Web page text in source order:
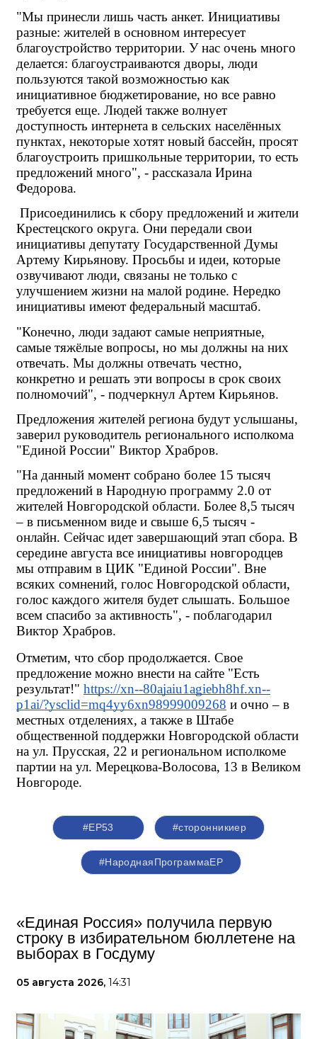
"Мы принесли лишь часть анкет. Инициативы
разные: жителей в основном интересует
благоустройство территории. У нас очень много
делается: благоустраиваются дворы, люди
пользуются такой возможностью как
инициативное бюджетирование, но все равно
требуется еще. Людей также волнует
доступность интернета в сельских населённых
пунктах, некоторые хотят новый бассейн, просят
благоустроить пришкольные территории, то есть
предложений много", - рассказала Ирина
Федорова.
Присоединились к сбору предложений и жители
Крестецского округа. Они передали свои
инициативы депутату Государственной Думы
Артему Кирьянову. Просьбы и идеи, которые
озвучивают люди, связаны не только с
улучшением жизни на малой родине. Нередко
инициативы имеют федеральный масштаб.
"Конечно, люди задают самые неприятные,
самые тяжёлые вопросы, но мы должны на них
отвечать. Мы должны отвечать честно,
конкретно и решать эти вопросы в срок своих
полномочий", - подчеркнул Артем Кирьянов.
Предложения жителей региона будут услышаны,
заверил руководитель регионального исполкома
"Единой России" Виктор Храбров.
"На данный момент собрано более 15 тысяч
предложений в Народную программу 2.0 от
жителей Новгородской области. Более 8,5 тысяч
– в письменном виде и свыше 6,5 тысяч -
онлайн. Сейчас идет завершающий этап сбора. В
середине августа все инициативы новгородцев
мы отправим в ЦИК "Единой России". Вне
всяких сомнений, голос Новгородской области,
голос каждого жителя будет слышать. Большое
всем спасибо за активность", - поблагодарил
Виктор Храбров.
Отметим, что сбор продолжается. Свое
предложение можно внести на сайте "Есть
результат!" https://xn--80ajaiu1agiebh8hf.xn--
p1ai/?ysclid=mq4yy6xn98999009268 и очно – в
местных отделениях, а также в Штабе
общественной поддержки Новгородской области
на ул. Прусская, 22 и региональном исполкоме
партии на ул. Мерецкова-Волосова, 13 в Великом
Новгороде.
#ЕР53 #сторонникиер
#НароднаяПрограммаЕР
«Единая Россия» получила первую
строку в избирательном бюллетене на
выборах в Госдуму
05 августа 2026, 14:31